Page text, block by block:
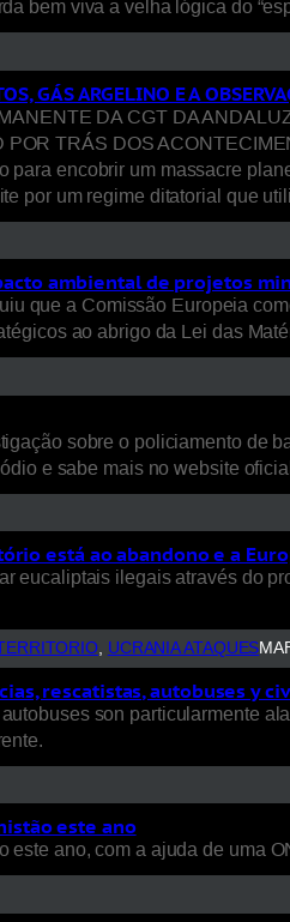
bem viva a velha lógica do
GÁS ARGELINO E A
DA CGT DA
TRÁS DOS
para encobrir um massacre
por um regime ditatorial que
ambiental de projetos
que a Comissão Europeia
ao abrigo da Lei das
sobre o policiamento
e sabe mais no website
está ao abandono e a
eucaliptais ilegais através do
, UCRANIA ATAQUES
rescatistas, autobuses y
son particularmente
este ano
este ano, com a ajuda de uma